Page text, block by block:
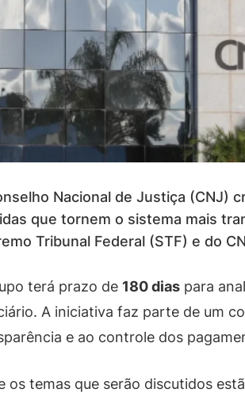
Nacional de Justiça (CNJ)
que tornem o sistema mais
Tribunal Federal (STF) e do
terá prazo de 180 dias para
A iniciativa faz parte de um
e ao controle dos
os temas que serão discutidos